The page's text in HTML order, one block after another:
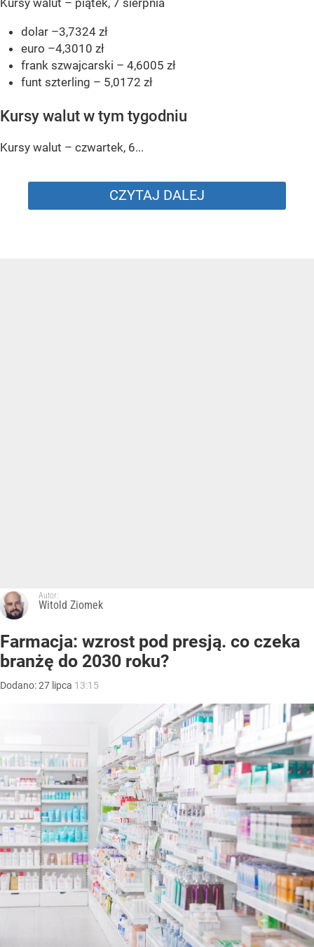
dolar –3,7324 zł
euro –4,3010 zł
frank szwajcarski – 4,6005 zł
funt szterling – 5,0172 zł
Kursy walut w tym tygodniu
Kursy walut – czwartek, 6...
CZYTAJ DALEJ
Autor:
Witold Ziomek
Farmacja: wzrost pod presją. co czeka
branżę do 2030 roku?
Dodano:27 lipca 13:15